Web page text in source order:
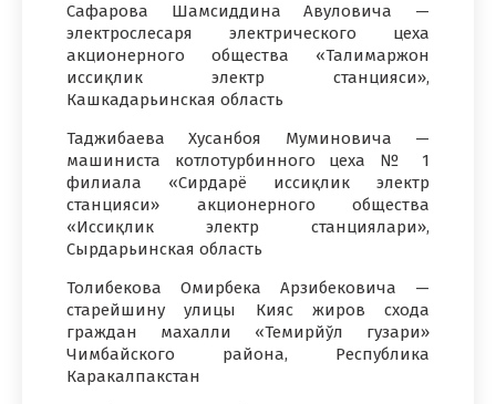
Сафарова Шамсиддина Авуловича —
электрослесаря электрического цеха
акционерного общества «Талимаржон
иссиқлик электр станцияси»,
Кашкадарьинская область
Таджибаева Хусанбоя Муминовича —
машиниста котлотурбинного цеха № 1
филиала «Сирдарё иссиқлик электр
станцияси» акционерного общества
«Иссиқлик электр станциялари»,
Сырдарьинская область
Толибекова Омирбека Арзибековича —
старейшину улицы Кияс жиров схода
граждан махалли «Темирйўл гузари»
Чимбайского района, Республика
Каракалпакстан